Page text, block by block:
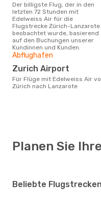
Der billigste Flug, der in den
letzten 72 Stunden mit
Edelweiss Air für die
Flugstrecke Zürich-Lanzarote
beobachtet wurde, basierend
auf den Buchungen unserer
Kundinnen und Kunden.
Abflughafen
Zurich Airport
Für Flüge mit Edelweiss Air von
Zürich nach Lanzarote
Planen Sie
Beliebte Flugstrecken